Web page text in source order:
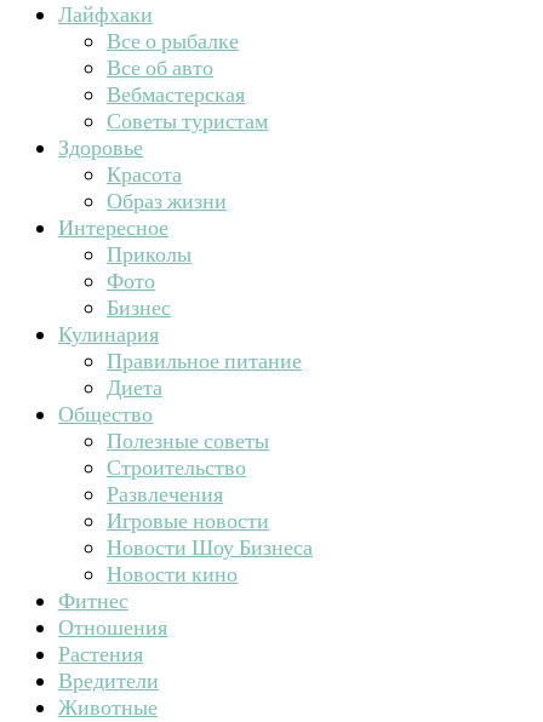
Лайфхаки
Все о рыбалке
Все об авто
Вебмастерская
Советы туристам
Здоровье
Красота
Образ жизни
Интересное
Приколы
Фото
Бизнес
Кулинария
Правильное питание
Диета
Общество
Полезные советы
Строительство
Развлечения
Игровые новости
Новости Шоу Бизнеса
Новости кино
Фитнес
Отношения
Растения
Вредители
Животные